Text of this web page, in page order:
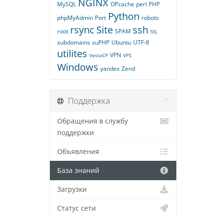
MySQL NGINX OPcache perl PHP
phpMyAdmin Port Python robots
root rsync Site SPAM ssh SSL
subdomains suPHP Ubuntu UTF-8
utilites VestaCP VPN VPS
Windows yandex Zend
Поддержка
Обращения в службу
поддержки
Объявления
База знаний
Загрузки
Статус сети